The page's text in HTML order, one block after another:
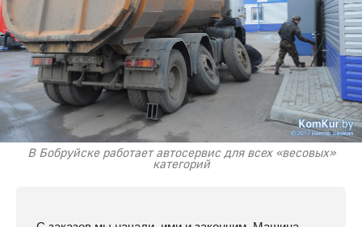
В Бобруйске работает автосервис для всех «весовых»
категорий